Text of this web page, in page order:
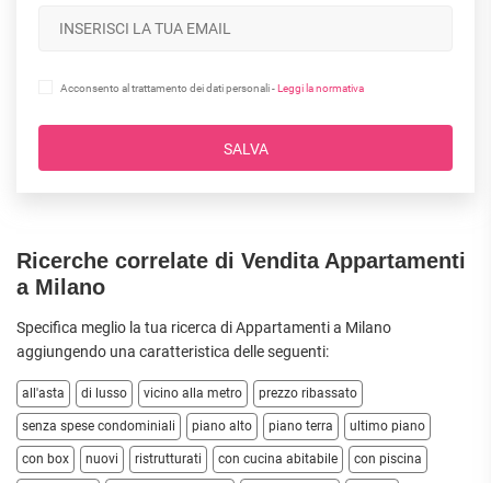
Acconsento al trattamento dei dati personali -Leggi la normativa
SALVA
Ricerche correlate di Vendita Appartamenti
a Milano
Specifica meglio la tua ricerca di Appartamenti a Milano
aggiungendo una caratteristica delle seguenti:
all'asta di lusso vicino alla metro prezzo ribassato
senza spese condominiali piano alto piano terra ultimo piano
con box nuovi ristrutturati con cucina abitabile con piscina